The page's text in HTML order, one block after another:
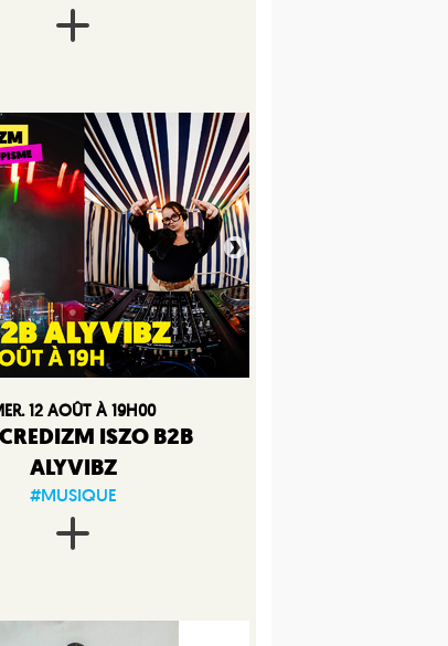
12 AOÛT À 19H00
ISZO B2B
ALYVIBZ
#MUSIQUE